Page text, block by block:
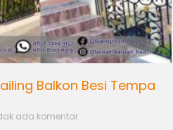
Balkon Besi Tempa
ada komentar